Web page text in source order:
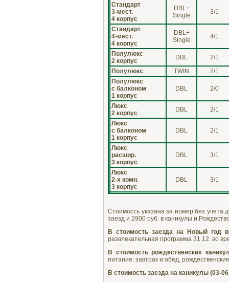
Стандарт
3-мест.
4 корпус
DBL+
Single
3/1
Стандарт
4-мест.
4 корпус
DBL+
Single
4/1
Полулюкс
2 корпус
DBL
2/1
Полулюкс
TWIN
2/1
Полулюкс
с балконом
1 корпус
DBL 2/0
Люкс
2 корпус
DBL
2/1
Люкс
с балконом
1 корпус
DBL 2/1
Люкс
расшир.
3 корпус
DBL 3/1
Люкс
2-х комн.
3 корпус
DBL 3/1
Стоимость указана за номер без учета
заезд и 2900 руб. в каникулы и
В стоимость заезда на Новый год
развлекательная программа 31.12. во
В стоимость рождественских
питание: завтрак и обед,
В стоимость заезда на каникулы (03-